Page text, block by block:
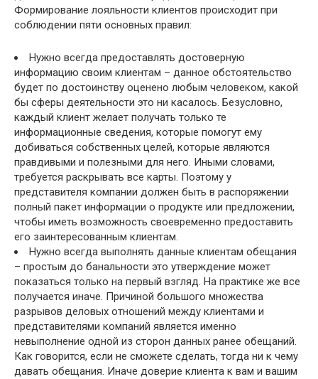
Формирование лояльности клиентов происходит при
соблюдении пяти основных правил:
Нужно всегда предоставлять достоверную
информацию своим клиентам – данное обстоятельство
будет по достоинству оценено любым человеком, какой
бы сферы деятельности это ни касалось. Безусловно,
каждый клиент желает получать только те
информационные сведения, которые помогут ему
добиваться собственных целей, которые являются
правдивыми и полезными для него. Иными словами,
требуется раскрывать все карты. Поэтому у
представителя компании должен быть в распоряжении
полный пакет информации о продукте или предложении,
чтобы иметь возможность своевременно предоставить
его заинтересованным клиентам.
Нужно всегда выполнять данные клиентам обещания
– простым до банальности это утверждение может
показаться только на первый взгляд. На практике же все
получается иначе. Причиной большого множества
разрывов деловых отношений между клиентами и
представителями компаний является именно
невыполнение одной из сторон данных ранее обещаний.
Как говорится, если не сможете сделать, тогда ни к чему
давать обещания. Иначе доверие клиента к вам и вашим